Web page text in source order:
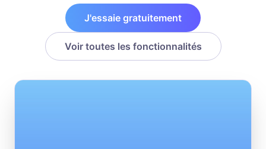
J'essaie gratuitement
Voir toutes les fonctionnalités